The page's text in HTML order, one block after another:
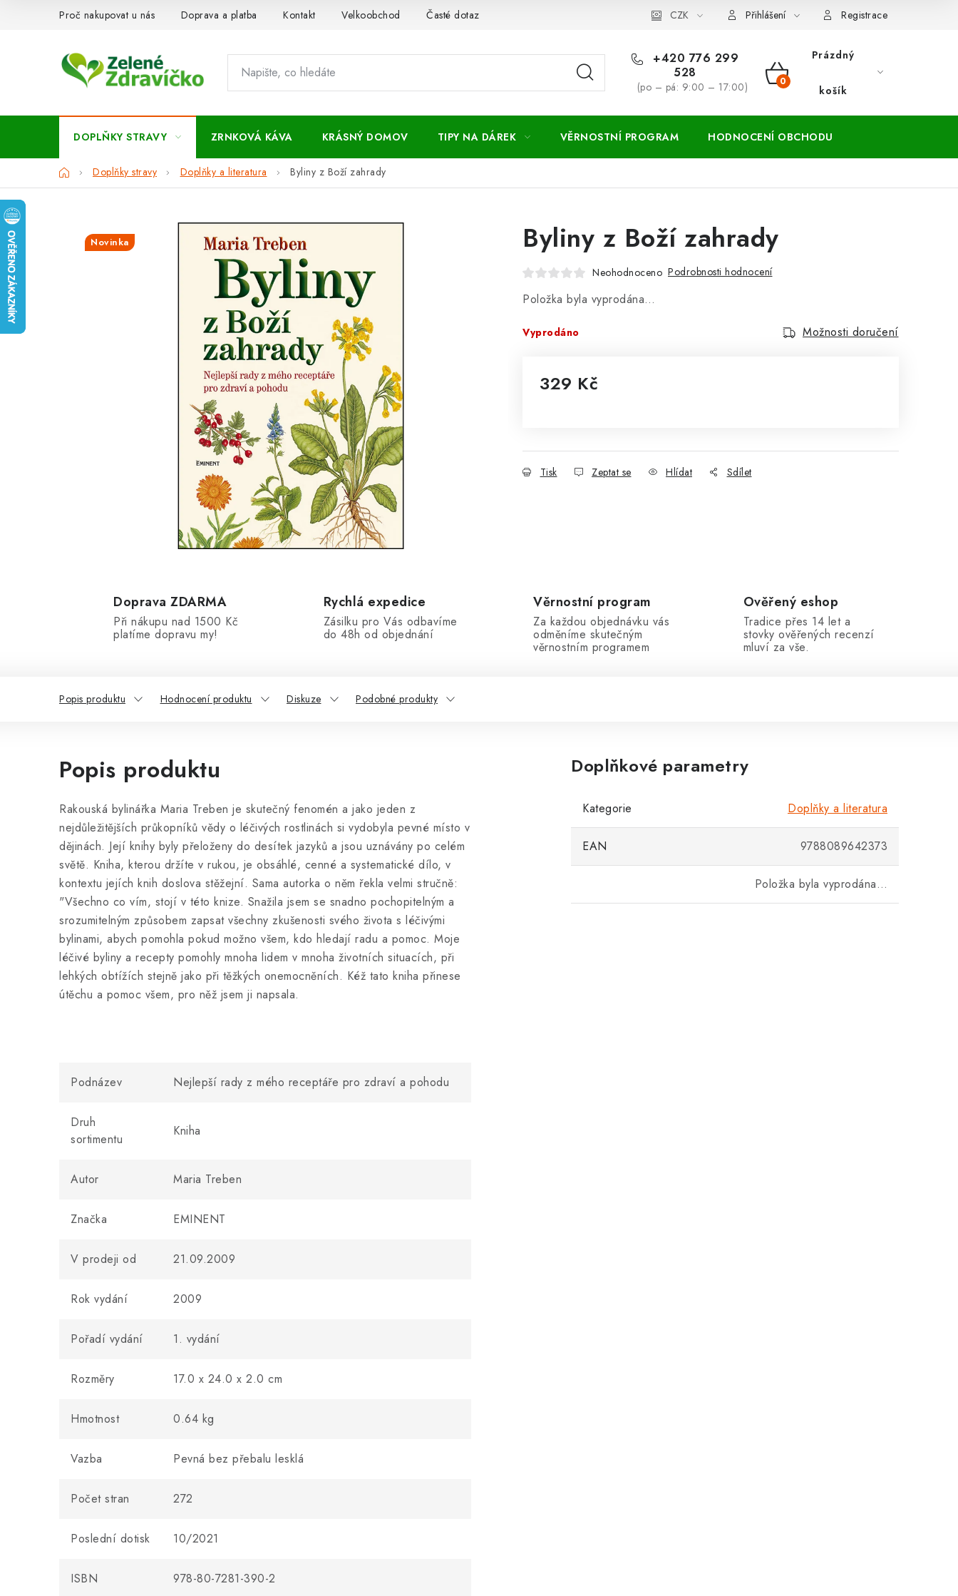
Proč nakupovat u nás Doprava a platba Kontakt Velkoobchod Časté dotazy Vrácení zboží a reklamace
CZK Přihlášení Registrace
+420 776 299
528
(po – pá: 9:00 – 17:00)
NÁKUPNÍ
Prázdný
košík
DOPLŇKY STRAVY ZRNKOVÁ KÁVA KRÁSNÝ DOMOV TIPY NA DÁREK VĚRNOSTNÍ PROGRAM HODNOCENÍ OBCHODU
DomůDoplňky stravy Doplňky a literatura Byliny z Boží zahrady
Byliny z Boží zahrady
Neohodnoceno Podrobnosti hodnocení
Položka byla vyprodána…
Vyprodáno Možnosti doručení
329 Kč
Tisk Zeptat se Hlídat Sdílet
Novinka
Doprava ZDARMA
Při nákupu nad 1500 Kč
platíme dopravu my!
Rychlá expedice
Zásilku pro Vás odbavíme
do 48h od objednání
Věrnostní program
Za každou objednávku vás
odměníme skutečným
věrnostním programem
Ověřený eshop
Tradice přes 14 let a
stovky ověřených recenzí
mluví za vše.
Popis produktu Hodnocení produktu Diskuze Podobné produkty
Popis produktu
Rakouská bylinářka Maria Treben je skutečný fenomén a jako jeden z
nejdůležitějších průkopníků vědy o léčivých rostlinách si vydobyla pevné místo v
dějinách. Její knihy byly přeloženy do desítek jazyků a jsou uznávány po celém
světě. Kniha, kterou držíte v rukou, je obsáhlé, cenné a systematické dílo, v
kontextu jejích knih doslova stěžejní. Sama autorka o něm řekla velmi stručně:
"Všechno co vím, stojí v této knize. Snažila jsem se snadno pochopitelným a
srozumitelným způsobem zapsat všechny zkušenosti svého života s léčivými
bylinami, abych pomohla pokud možno všem, kdo hledají radu a pomoc. Moje
léčivé byliny a recepty pomohly mnoha lidem v mnoha životních situacích, při
lehkých obtížích stejně jako při těžkých onemocněních. Kéž tato kniha přinese
útěchu a pomoc všem, pro něž jsem ji napsala.
Podnázev Nejlepší rady z mého receptáře pro zdraví a pohodu
Druh
sortimentu
Kniha
Autor Maria Treben
Značka EMINENT
V prodeji od 21.09.2009
Rok vydání 2009
Pořadí vydání 1. vydání
Rozměry 17.0 x 24.0 x 2.0 cm
Hmotnost 0.64 kg
Vazba Pevná bez přebalu lesklá
Počet stran 272
Poslední dotisk 10/2021
ISBN 978-80-7281-390-2
Doplňkové parametry
Kategorie Doplňky a literatura
EAN 9788089642373
Položka byla vyprodána…